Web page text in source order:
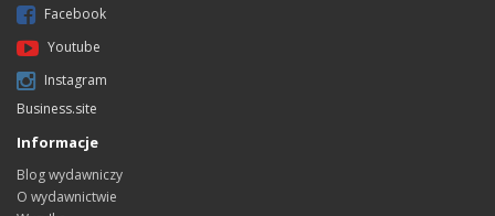
Facebook
Youtube
Instagram
Business.site
Informacje
Blog wydawniczy
O wydawnictwie